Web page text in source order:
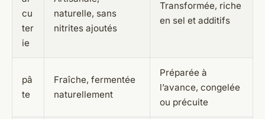
cu
ter
ie
naturelle, sans
nitrites ajoutés
Transformée, riche
en sel et additifs
pâ
te
Fraîche, fermentée
naturellement
Préparée à
l’avance, congelée
ou précuite